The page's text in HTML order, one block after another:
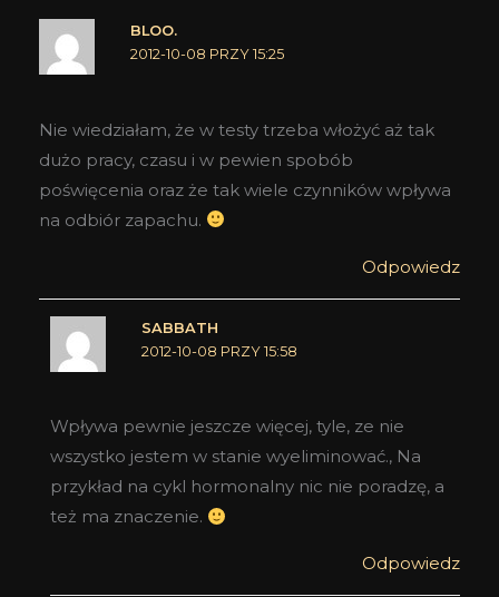
BLOO.
2012-10-08 PRZY 15:25
Nie wiedziałam, że w testy trzeba włożyć aż tak
dużo pracy, czasu i w pewien spobób
poświęcenia oraz że tak wiele czynników wpływa
na odbiór zapachu.
Odpowiedz
SABBATH
2012-10-08 PRZY 15:58
Wpływa pewnie jeszcze więcej, tyle, ze nie
wszystko jestem w stanie wyeliminować., Na
przykład na cykl hormonalny nic nie poradzę, a
też ma znaczenie.
Odpowiedz